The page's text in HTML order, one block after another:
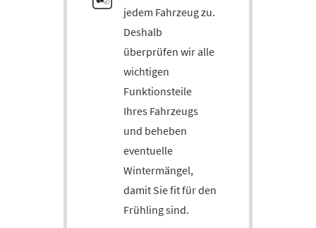
jedem Fahrzeug zu.
Deshalb
überprüfen wir alle
wichtigen
Funktionsteile
Ihres Fahrzeugs
und beheben
eventuelle
Wintermängel,
damit Sie fit für den
Frühling sind.